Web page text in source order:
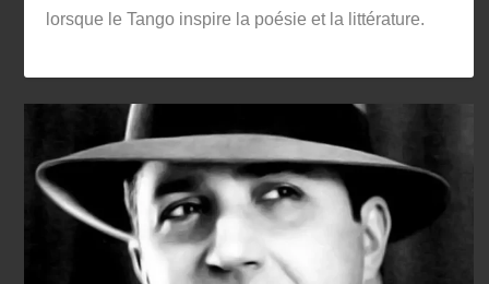
lorsque le Tango inspire la poésie et la littérature.